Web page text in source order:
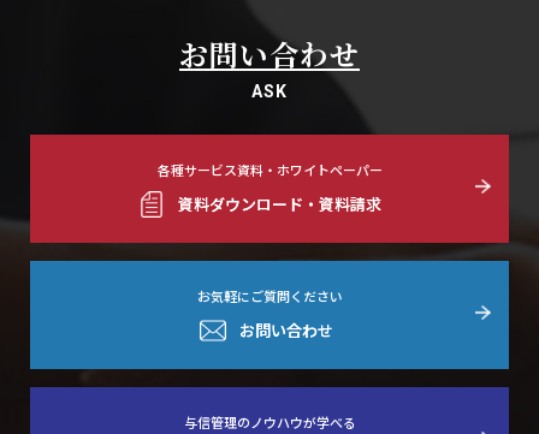
お問い合わせ
ASK
各種サービス資料・ホワイトペーパー
資料ダウンロード・資料請求
お気軽にご質問ください
お問い合わせ
与信管理のノウハウが学べる